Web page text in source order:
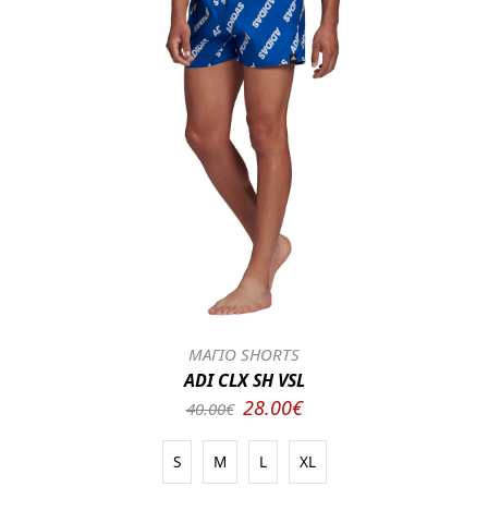
ΜΑΓΙΟ SHORTS
ADI CLX SH VSL
40.00€ 28.00€
S M L XL